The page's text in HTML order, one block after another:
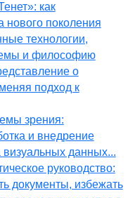
как
нового поколения
технологии,
и философию
о
подход к
зрения:
и внедрение
визуальных данных...
руководство:
документы, избежать